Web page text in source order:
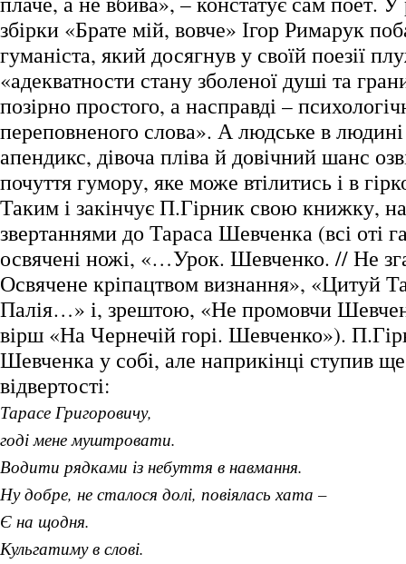
збірки «Брате мій, вовче» Ігор Римарук
гуманіста, який досягнув у своїй поезії
«адекватности стану зболеної душі та
позірно простого, а насправді –
переповненого слова». А людське в
апендикс, дівоча пліва й довічний шанс
почуття гумору, яке може втілитись і в
Таким і закінчує П.Гірник свою книжку,
звертаннями до Тараса Шевченка (всі оті
освячені ножі, «…Урок. Шевченко. // Не
Освячене кріпацтвом визнання», «Цитуй
Палія…» і, зрештою, «Не промовчи
вірш «На Чернечій горі. Шевченко»).
Шевченка у собі, але наприкінці ступив
відвертості:
Тарасе Григоровичу,
годі мене муштровати.
Водити рядками із небуття в навмання.
Ну добре, не сталося долі, повіялась хата –
Є на щодня.
Кульгатиму в слові.